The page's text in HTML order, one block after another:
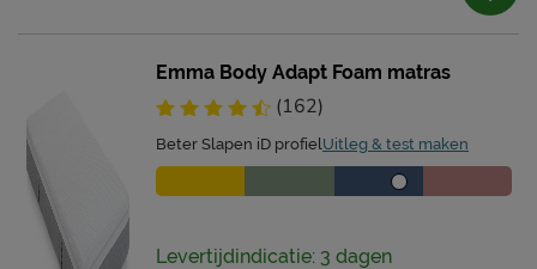
Emma Body Adapt Foam matras
(162)
Beter Slapen iD profielUitleg & test maken
Levertijdindicatie: 3 dagen